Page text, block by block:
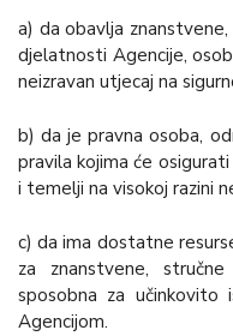
a) da obavlja
djelatnosti Agencije,
neizravan utjecaj na
b) da je pravna osoba,
pravila kojima će
i temelji na visokoj razini
c) da ima dostatne
za znanstvene,
sposobna za učinkovito
Agencijom.